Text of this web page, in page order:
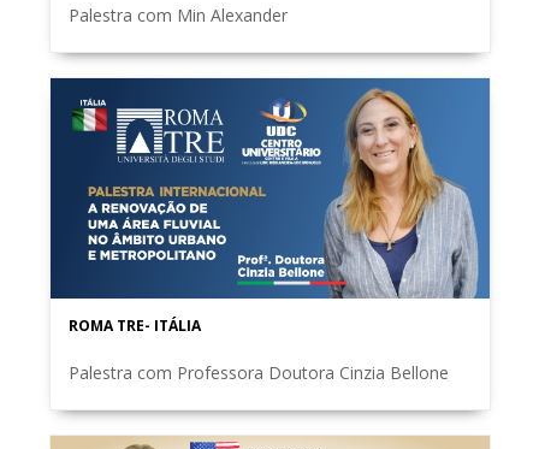
Palestra com Min Alexander
ROMA TRE- ITÁLIA
Palestra com Professora Doutora Cinzia Bellone